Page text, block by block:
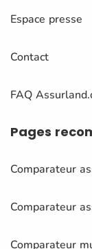
Espace presse
Contact
FAQ
Pages
Comparateur
Comparateur
Comparateur